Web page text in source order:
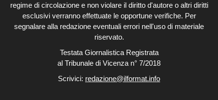
regime di circolazione e non violare il diritto d'autore o altri diritti
esclusivi verranno effettuate le opportune verifiche. Per
segnalare alla redazione eventuali errori nell'uso di materiale
riservato.
Testata Giornalistica Registrata
al Tribunale di Vicenza n° 7/2018
Scrivici: redazione@ilformat.info